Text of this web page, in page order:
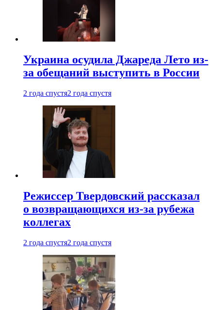
Украина осудила Джареда Лето из-
за обещаний выступить в России
2 года спустя2 года спустя
Режиссер Твердовский рассказал
о возвращающихся из-за рубежа
коллегах
2 года спустя2 года спустя